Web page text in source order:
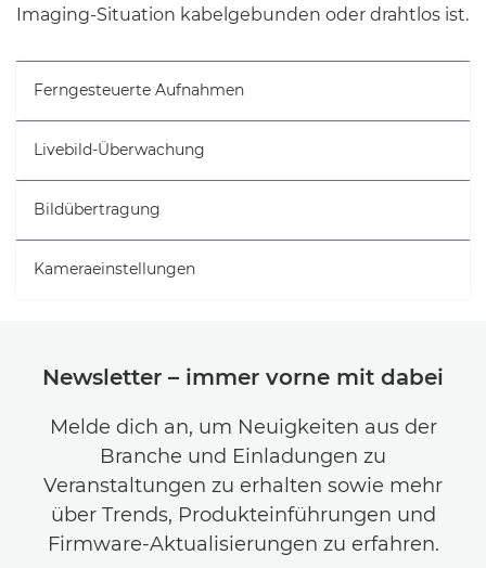
Imaging-Situation kabelgebunden oder drahtlos ist.
Ferngesteuerte Aufnahmen
Livebild-Überwachung
Bildübertragung
Kameraeinstellungen
Newsletter – immer vorne mit dabei
Melde dich an, um Neuigkeiten aus der
Branche und Einladungen zu
Veranstaltungen zu erhalten sowie mehr
über Trends, Produkteinführungen und
Firmware-Aktualisierungen zu erfahren.